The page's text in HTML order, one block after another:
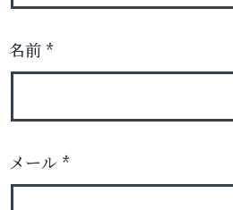
名前 *
メール *